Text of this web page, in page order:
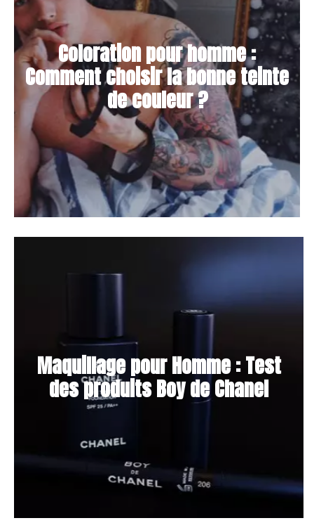
Coloration pour homme :
Comment choisir la bonne teinte
de couleur ?
Maquillage pour Homme : Test
des produits Boy de Chanel